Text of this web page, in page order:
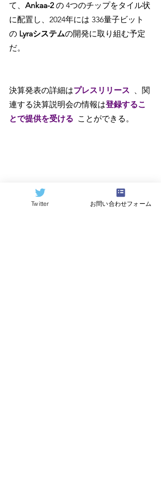
て、 Ankaa-2 の 4つのチップをタイル状
に配置し、2024年には 336量子ビット
の Lyraシステムの開発に取り組む予定
だ。
決算発表の詳細はプレスリリース 、関
連する決算説明会の情報は登録するこ
とで提供を受ける ことができる。
=========================
Twitter お問い合わせフォーム